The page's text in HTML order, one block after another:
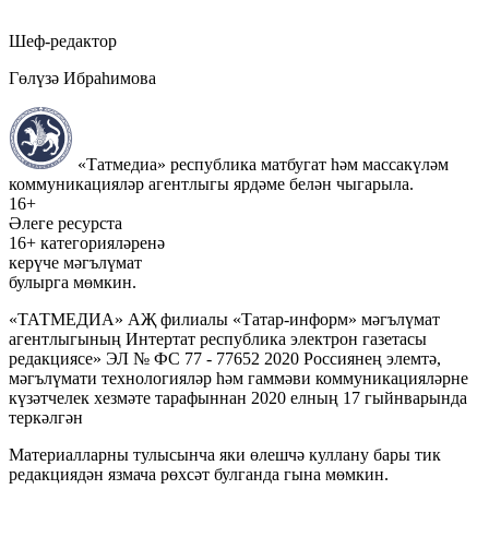
Шеф-редактор
Гөлүзә Ибраһимова
«Татмедиа» республика матбугат һәм массакүләм
коммуникацияләр агентлыгы ярдәме белән чыгарыла.
16+
Әлеге ресурста
16+ категорияләренә
керүче мәгълүмат
булырга мөмкин.
«ТАТМЕДИА» АҖ филиалы «Татар-информ» мәгълүмат
агентлыгының Интертат республика электрон газетасы
редакциясе» ЭЛ № ФС 77 - 77652 2020 Россиянең элемтә,
мәгълүмати технологияләр һәм гаммәви коммуникацияләрне
күзәтчелек хезмәте тарафыннан 2020 елның 17 гыйнварында
теркәлгән
Материалларны тулысынча яки өлешчә куллану бары тик
редакциядән язмача рөхсәт булганда гына мөмкин.